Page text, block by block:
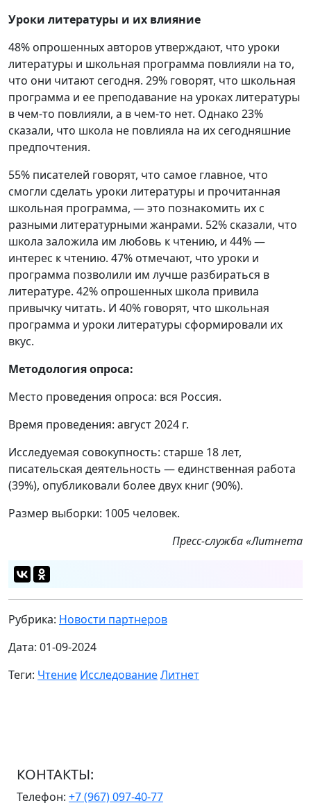
Уроки литературы и их влияние
48% опрошенных авторов утверждают, что уроки
литературы и школьная программа повлияли на то,
что они читают сегодня. 29% говорят, что школьная
программа и ее преподавание на уроках литературы
в чем-то повлияли, а в чем-то нет. Однако 23%
сказали, что школа не повлияла на их сегодняшние
предпочтения.
55% писателей говорят, что самое главное, что
смогли сделать уроки литературы и прочитанная
школьная программа, — это познакомить их с
разными литературными жанрами. 52% сказали, что
школа заложила им любовь к чтению, и 44% —
интерес к чтению. 47% отмечают, что уроки и
программа позволили им лучше разбираться в
литературе. 42% опрошенных школа привила
привычку читать. И 40% говорят, что школьная
программа и уроки литературы сформировали их
вкус.
Методология опроса:
Место проведения опроса: вся Россия.
Время проведения: август 2024 г.
Исследуемая совокупность: старше 18 лет,
писательская деятельность — единственная работа
(39%), опубликовали более двух книг (90%).
Размер выборки: 1005 человек.
Пресс-служба «Литнета
Рубрика: Новости партнеров
Дата: 01-09-2024
Теги: Чтение ИсследованиеЛитнет
КОНТАКТЫ:
Телефон: +7 (967) 097-40-77